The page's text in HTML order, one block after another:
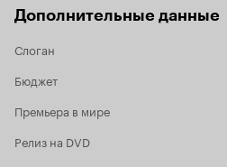
жить, улыбаться и верить, что не
радовать. Актёрский состав подобран очень
них переживаешь, в них
помнишь. Единственным
назвала Анатолия Руденко,
показалось, не до конца раскрыл
Огромным плюсом фильма
замечательных романсов, которые
Дополнительные данные
Слоган
Бюджет
Премьера в мире
Релиз на DVD